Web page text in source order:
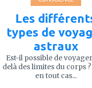
Les
types de
astraux
Est-il possible de
delà des limites du corps ?
en tout cas...